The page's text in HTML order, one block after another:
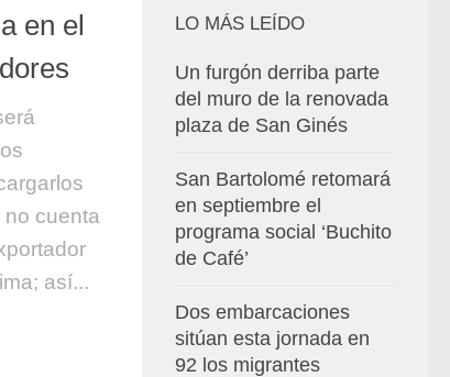
en el
no cuenta
así...
LO MÁS LEÍDO
Un furgón derriba parte
del muro de la renovada
plaza de San Ginés
San Bartolomé retomará
en septiembre el
programa social ‘Buchito
de Café’
Dos embarcaciones
sitúan esta jornada en
92 los migrantes